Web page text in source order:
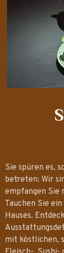
Sie spüren es,
betreten: Wir
empfangen Sie
Tauchen Sie
Hauses.
mit köstlichen,